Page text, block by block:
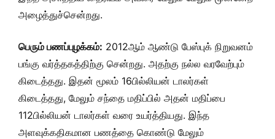
அழைத்துச்சென்றது.
பெரும் பணப்புழக்கம்: 2012ஆம் ஆண்டு பேஸ்புக் நிறுவனம்
பங்கு வர்த்தகத்திற்கு சென்றது. அதற்கு நல்ல வரவேற்பும்
கிடைத்தது. இதன் மூலம் 16பில்லியன் டாலர்கள்
கிடைத்தது, மேலும் சந்தை மதிப்பில் அதன் மதிப்பை
112பில்லியன் டாலர்கள் வரை உயர்த்தியது. இந்த
அளவுக்கதிகமான பணத்தை கொண்டு மேலும்